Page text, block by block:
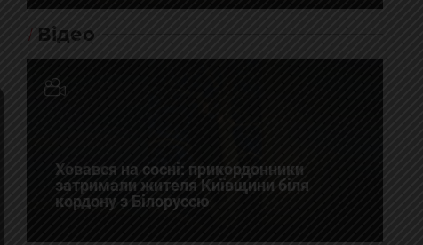
Відео
Ховався на сосні: прикордонники
затримали жителя Київщини біля
кордону з Білоруссю